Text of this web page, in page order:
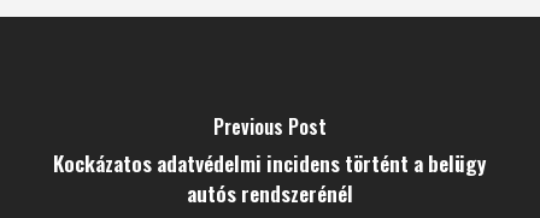
Previous Post
Kockázatos adatvédelmi incidens történt a belügy
autós rendszerénél